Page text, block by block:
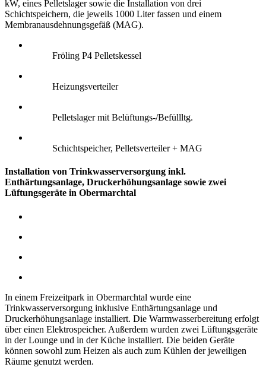
kW, eines Pelletslager sowie die Installation von drei
Schichtspeichern, die jeweils 1000 Liter fassen und einem
Membranausdehnungsgefäß (MAG).
Fröling P4 Pelletskessel
Heizungsverteiler
Pelletslager mit Belüftungs-/Befüllltg.
Schichtspeicher, Pelletsverteiler + MAG
Installation von Trinkwasserversorgung inkl.
Enthärtungsanlage, Druckerhöhungsanlage sowie zwei
Lüftungsgeräte in Obermarchtal
In einem Freizeitpark in Obermarchtal wurde eine
Trinkwasserversorgung inklusive Enthärtungsanlage und
Druckerhöhungsanlage installiert. Die Warmwasserbereitung erfolgt
über einen Elektrospeicher. Außerdem wurden zwei Lüftungsgeräte
in der Lounge und in der Küche installiert. Die beiden Geräte
können sowohl zum Heizen als auch zum Kühlen der jeweiligen
Räume genutzt werden.